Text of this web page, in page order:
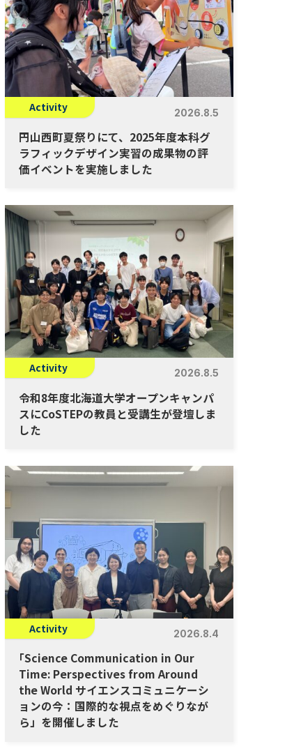
Activity 2026.8.5
円山西町夏祭りにて、2025年度本科グ
ラフィックデザイン実習の成果物の評
価イベントを実施しました
Activity 2026.8.5
令和8年度北海道大学オープンキャンパ
スにCoSTEPの教員と受講生が登壇しま
した
Activity 2026.8.4
「Science Communication in Our
Time: Perspectives from Around
the World サイエンスコミュニケーシ
ョンの今：国際的な視点をめぐりなが
ら」を開催しました